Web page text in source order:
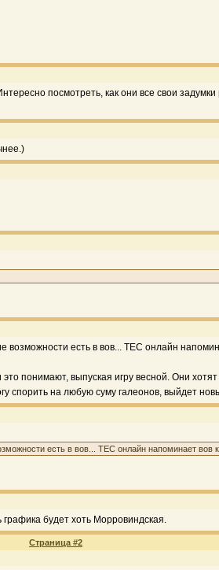
посмотреть, как они все свои
возможности есть в вов... ТЕС онлайн
понимают, выпуская игру весной. Они
спорить на любую суму галеонов, выйдет
есть в вов... ТЕС онлайн напоминает вов
будет хоть Морровиндская.
Страница #2